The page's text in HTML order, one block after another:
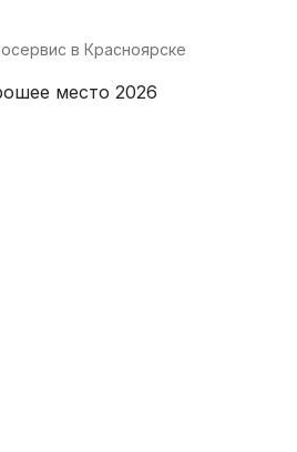
в Красноярске